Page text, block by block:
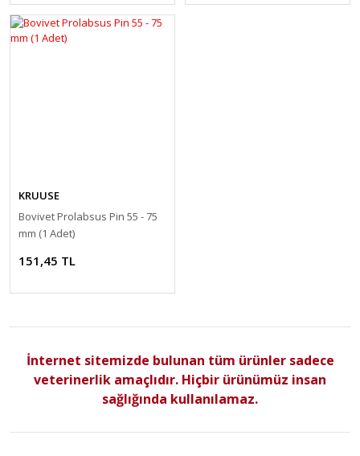
KRUUSE
Bovivet Prolabsus Pin 55 - 75
mm (1 Adet)
151,45 TL
İnternet sitemizde bulunan tüm ürünler sadece
veterinerlik amaçlıdır. Hiçbir ürünümüz insan
sağlığında kullanılamaz.